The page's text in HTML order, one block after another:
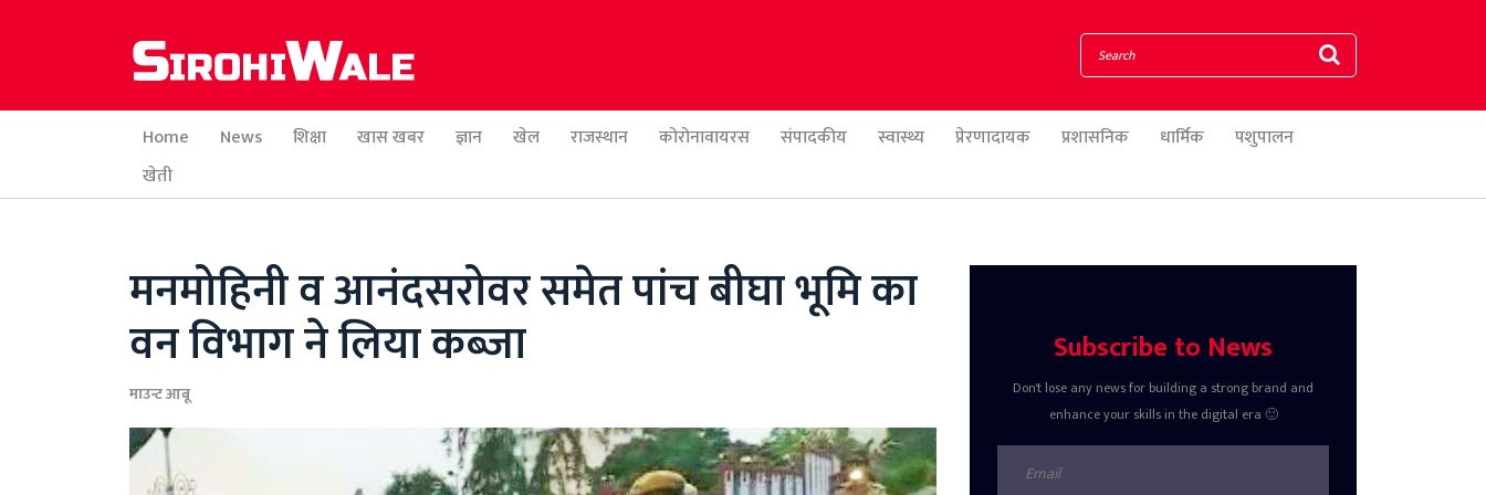
Home News शिक्षा खास खबर ज्ञान खेल राजस्थान कोरोनावायरस संपादकीय स्वास्थ्य प्रेरणादायक प्रशासनिक धार्मिक
पशुपालन
खेती
मनमोहिनी व आनंदसरोवर समेत पांच बीघा भूमि का
वन विभाग ने लिया कब्जा
माउन्ट आबू
Subscribe to News
Don't lose any news for building a strong brand and
enhance your skills in the digital era 🙂